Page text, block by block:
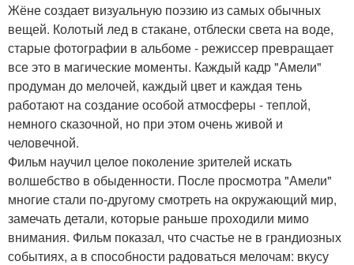
Жёне создает визуальную поэзию из самых обычных
вещей. Колотый лед в стакане, отблески света на воде,
старые фотографии в альбоме - режиссер превращает
все это в магические моменты. Каждый кадр "Амели"
продуман до мелочей, каждый цвет и каждая тень
работают на создание особой атмосферы - теплой,
немного сказочной, но при этом очень живой и
человечной.
Фильм научил целое поколение зрителей искать
волшебство в обыденности. После просмотра "Амели"
многие стали по-другому смотреть на окружающий мир,
замечать детали, которые раньше проходили мимо
внимания. Фильм показал, что счастье не в грандиозных
событиях, а в способности радоваться мелочам: вкусу